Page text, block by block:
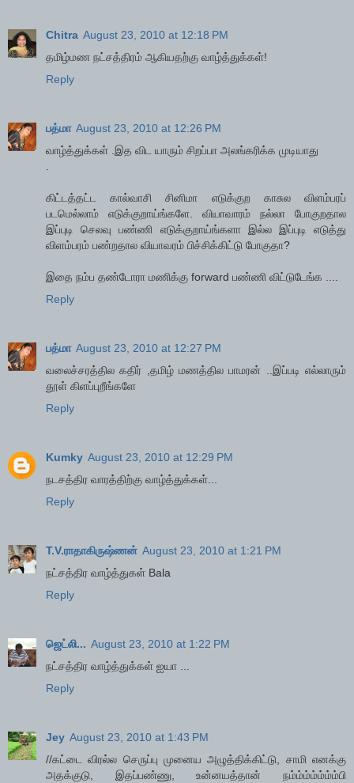
Chitra August 23, 2010 at 12:18 PM
தமிழ்மண நட்சத்திரம் ஆகியதற்கு வாழ்த்துக்கள்!
Reply
பத்மா August 23, 2010 at 12:26 PM
வாழ்த்துக்கள் .இத விட யாரும் சிறப்பா அலங்கரிக்க முடியாது
.
கிட்டத்தட்ட கால்வாசி சினிமா எடுக்குற காசுல விளம்பரப்
படமெல்லாம் எடுக்குறாய்ங்களே. வியாவாரம் நல்லா போகுறதால
இப்புடி செலவு பண்ணி எடுக்குறாய்ங்களா இல்ல இப்புடி எடுத்து
விளம்பரம் பண்றதால வியாவரம் பிச்சிக்கிட்டு போகுதா?
இதை நம்ப தண்டோரா மணிக்கு forward பண்ணி விட்டுடேங்க ....
Reply
பத்மா August 23, 2010 at 12:27 PM
வலைச்சரத்தில கதிர் ,தமிழ் மணத்தில பாமரன் ..இப்படி எல்லாரும்
தூள் கிளப்புறீங்களே
Reply
Kumky August 23, 2010 at 12:29 PM
நடசத்திர வாரத்திற்கு வாழ்த்துக்கள்...
Reply
T.V.ராதாகிருஷ்ணன் August 23, 2010 at 1:21 PM
நட்சத்திர வாழ்த்துகள் Bala
Reply
ஜெட்லி... August 23, 2010 at 1:22 PM
நட்சத்திர வாழ்த்துக்கள் ஐயா ...
Reply
Jey August 23, 2010 at 1:43 PM
//கட்டை விரல்ல செருப்பு முனைய அழுத்திக்கிட்டு, சாமி எனக்கு
அதக்குடு, இதப்பண்ணு, உன்னயத்தான் நம்ம்ம்ம்ம்ம்ம்பி